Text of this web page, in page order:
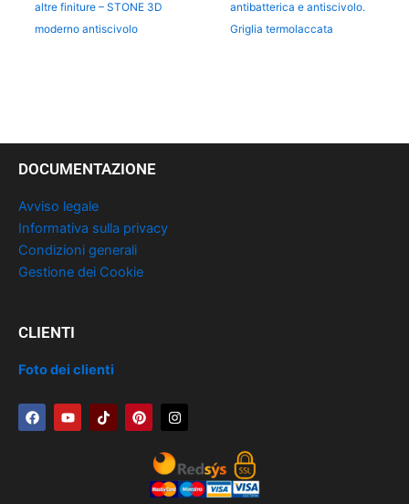
altre finiture – STONE 3D
moderno antiscivolo
antibatterica e antiscivolo.
Griglia termolaccata
DOCUMENTAZIONE
Avviso legale
Informativa sulla privacy
Condizioni generali
Gestione dei Cookie
CLIENTI
Foto dei clienti
F
a
Y
o
T
i
P
i
I
n
a
g
r